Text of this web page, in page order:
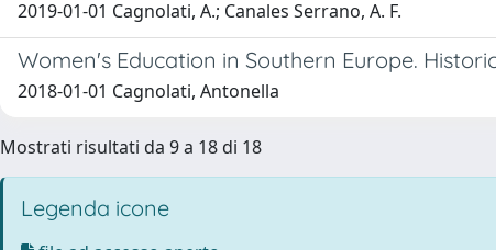
2019-01-01 Cagnolati, A.; Canales Serrano, A. F.
Women's Education in Southern Europe.
2018-01-01 Cagnolati, Antonella
Mostrati risultati da 9 a 18 di 18
Legenda icone